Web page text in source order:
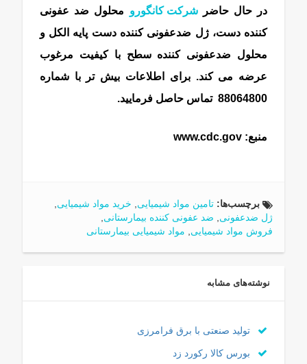
در حال حاضرشرکت کانگورو محلول ضد عفونی
کننده دست، ژل ضدعفونی کننده دست پایه الکل و
محلول ضدعفونی کننده سطح با کیفیت مرغوب
عرضه می کند. برای اطلاعات بیش تر با شماره
88064800 تماس حاصل فرمایید.
منبع: www.cdc.gov
برچسب‌ها: تامین مواد شیمیایی, خرید مواد شیمیایی,
ژل ضدعفونی, ضد عفونی کننده بیمارستانی,
فروش مواد شیمیایی, مواد شیمیایی بیمارستانی
نوشته‌های مشابه
تولید صنعتی با برق فرامرزی
بورس کالا رکورد زد